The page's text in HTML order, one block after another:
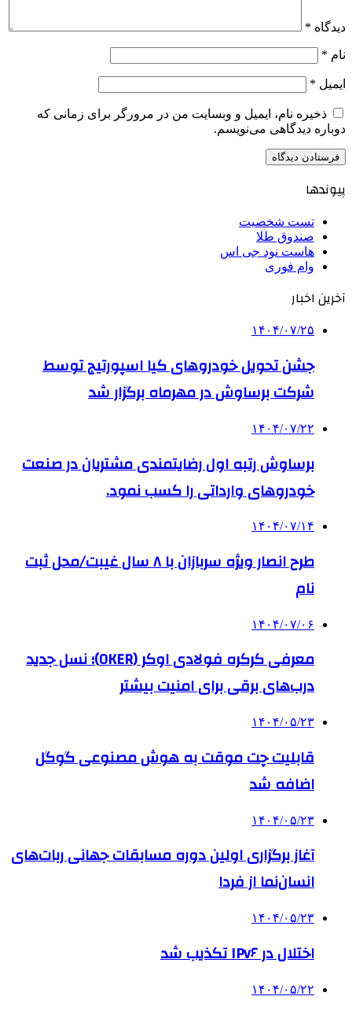
دیدگاه *
نام *
ایمیل *
ذخیره نام، ایمیل و وبسایت من در مرورگر برای زمانی که
دوباره دیدگاهی می‌نویسم.
پیوندها
تست شخصیت
صندوق طلا
هاست نود جی اس
وام فوری
آخرین اخبار
۱۴۰۴/۰۷/۲۵
جشن تحویل خودروهای کیا اسپورتیج توسط
شرکت برساوش در مهرماه برگزار شد
۱۴۰۴/۰۷/۲۲
برساوش رتبه اول رضایتمندی مشتریان در صنعت
خودروهای وارداتی را کسب نمود.
۱۴۰۴/۰۷/۱۴
طرح انصار ویژه سربازان با ۸ سال غیبت/محل ثبت
نام
۱۴۰۴/۰۷/۰۶
معرفی کرکره فولادی اوکر (OKER)؛ نسل جدید
درب‌های برقی برای امنیت بیشتر
۱۴۰۴/۰۵/۲۳
قابلیت چت موقت به هوش مصنوعی گوگل
اضافه شد
۱۴۰۴/۰۵/۲۳
آغاز برگزاری اولین دوره مسابقات جهانی ربات‌های
انسان‌نما از فردا
۱۴۰۴/۰۵/۲۳
اختلال در IPv۶ تکذیب شد
۱۴۰۴/۰۵/۲۲